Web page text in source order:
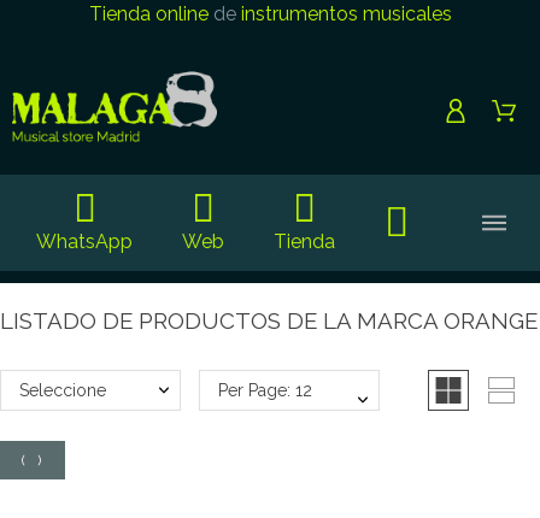
Tienda onlinede instrumentos musicales
WhatsApp Web Tienda
LISTADO DE PRODUCTOS DE LA MARCA ORANGE
Seleccione
( )
Per Page: 12